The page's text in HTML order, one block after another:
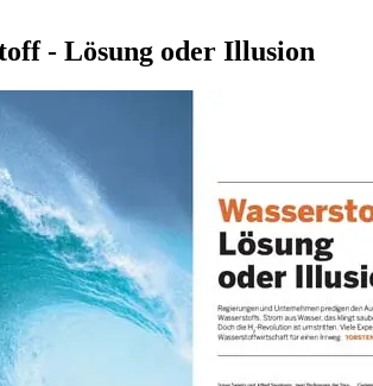
- Lösung oder Illusion